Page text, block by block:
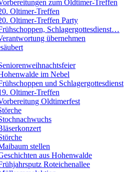
zum Oldtimer-Treffen
Oltimer-Treffen
Oltimer-Treffen Party
Schlagergottesdienst…
übernehmen
im Nebel
und Schlagergottesdienst
Oltimer-Treffen
Oldtimerfest
stellen
aus Hohenwalde
Roteichenallee